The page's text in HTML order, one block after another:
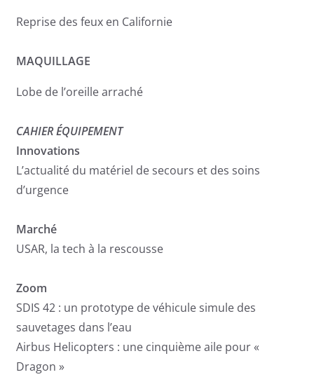
Reprise des feux en Californie
MAQUILLAGE
Lobe de l’oreille arraché
CAHIER ÉQUIPEMENT
Innovations
L’actualité du matériel de secours et des soins
d’urgence
Marché
USAR, la tech à la rescousse
Zoom
SDIS 42 : un prototype de véhicule simule des
sauvetages dans l’eau
Airbus Helicopters : une cinquième aile pour «
Dragon »